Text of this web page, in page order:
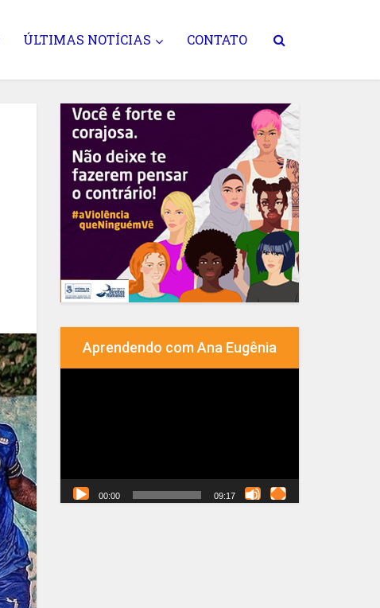
ÚLTIMAS NOTÍCIAS CONTATO
Aprendendo com Ana Eugênia
00:00 09:17